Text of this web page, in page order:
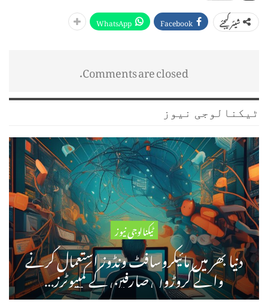
شیئر کیجئے Facebook
WhatsApp
Comments are closed.
ٹیکنالوجی نیوز
ٹیکنالوجی نیوز
دنیا بھر میں مائیکروسافٹ ونڈوز استعمال کرنے
والے کروڑوں صارفین کے کمپیوٹرز…